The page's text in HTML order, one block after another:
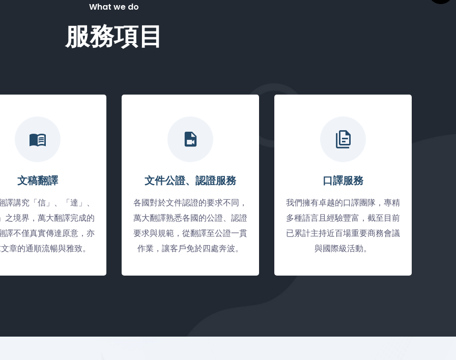
What we do
服務項目
文稿翻譯
譯講究「信」、「達」、
之境界，萬大翻譯完成的
譯不僅真實傳達原意，亦
章的通順流暢與雅致。
文件公證、認證服務
各國對於文件認證的要求不同，
萬大翻譯熟悉各國的公證、認證
要求與規範，從翻譯至公證一貫
作業，讓客戶免於四處奔波。
口譯服務
我們擁有卓越的口譯團隊，專精
多種語言且經驗豐富，截至目前
已累計主持近百場重要商務會議
與國際級活動。